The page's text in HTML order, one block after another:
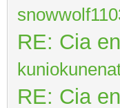
RE: Cia
RE: Cia